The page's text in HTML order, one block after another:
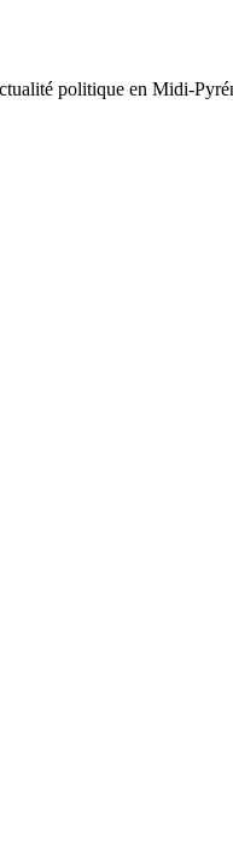
politique en Midi-